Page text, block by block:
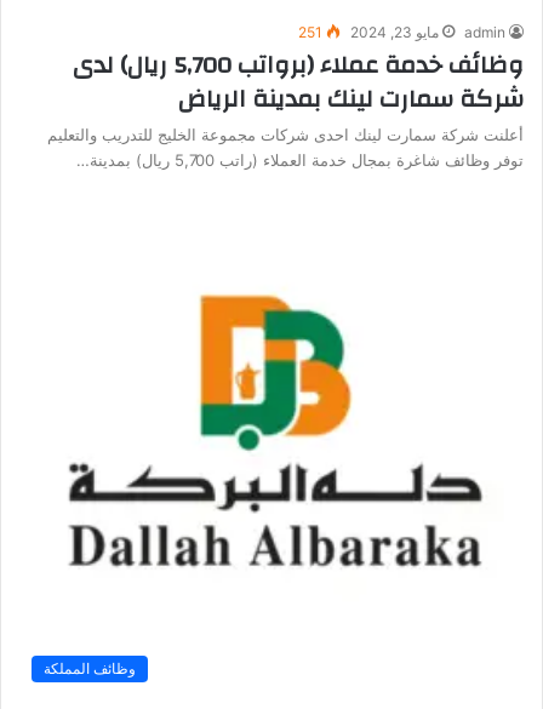
admin مايو 23, 2024 251
وظائف خدمة عملاء (برواتب 5,700 ريال) لدى
شركة سمارت لينك بمدينة الرياض
أعلنت شركة سمارت لينك احدى شركات مجموعة الخليج للتدريب والتعليم
توفر وظائف شاغرة بمجال خدمة العملاء (راتب 5,700 ريال) بمدينة…
وظائف المملكة